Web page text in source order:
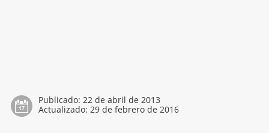
Publicado: 22 de abril de 2013
Actualizado: 29 de febrero de 2016